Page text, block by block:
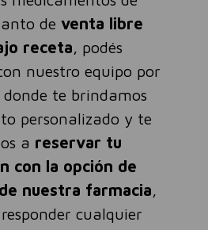
de venta libre
receta, podés
nuestro equipo por
donde te brindamos
personalizado y te
a reservar tu
con la opción de
nuestra farmacia,
cualquier